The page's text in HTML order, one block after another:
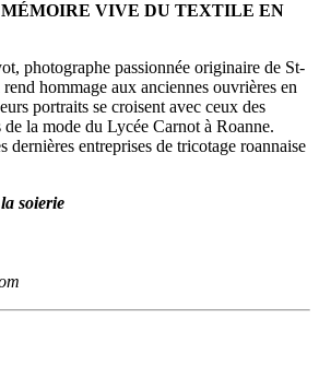
VIVE DU TEXTILE EN
photographe passionnée originaire de St-
hommage aux anciennes ouvrières en
portraits se croisent avec ceux des
la mode du Lycée Carnot à Roanne.
dernières entreprises de tricotage roannaise
soierie